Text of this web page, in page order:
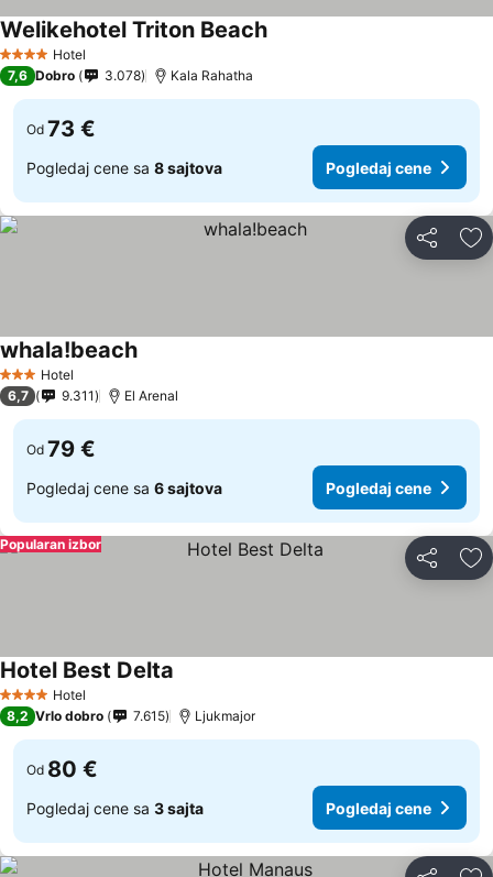
4 ZvezdiceHotel
Welikehotel Triton Beach
7,6 Dobro 3.078 Kala Rahatha
Od 73 €
Pogledaj cene sa 8 sajtova Pogledaj cene
Deli
3 Zvezdice
Hotel
whala!beach
6,7 9.311 El Arenal
Od 79 €
Pogledaj cene sa 6 sajtova Pogledaj cene
Deli
Popularan izbor
4 ZvezdiceHotel
Hotel Best Delta
8,2 Vrlo dobro 7.615 Ljukmajor
Od 80 €
Pogledaj cene sa 3 sajta Pogledaj cene